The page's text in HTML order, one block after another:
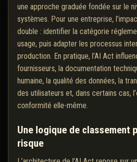
une approche graduée fondée sur le
systèmes. Pour une entreprise,
double : identifier la catégorie
usage, puis adapter les processus
production. En pratique, l’AI Act
fournisseurs, la documentation
humaine, la qualité des données, la
des utilisateurs et, dans certains cas,
conformité elle-même.
Une logique de classement
risque